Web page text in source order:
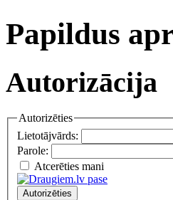
Papildus
Autorizācija
Autorizēties
Lietotājvārds:
Parole:
Atcerēties mani
Autorizēties